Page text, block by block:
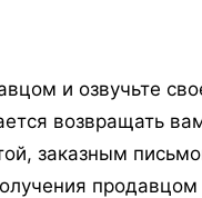
и озвучьте
возвращать
заказным